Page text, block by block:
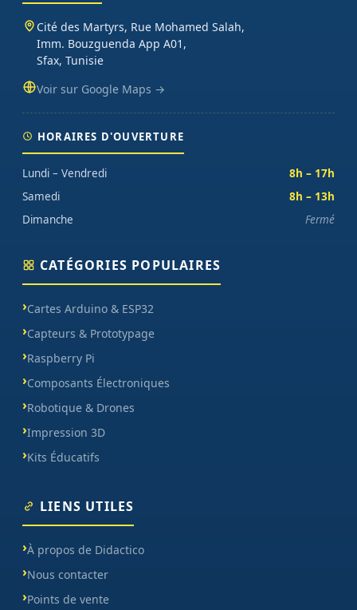
Cité des Martyrs, Rue Mohamed Salah,
Imm. Bouzguenda App A01,
Sfax, Tunisie
Voir sur Google Maps →
HORAIRES D'OUVERTURE
Lundi – Vendredi
8h – 17h
Samedi
8h – 13h
Dimanche
Fermé
CATÉGORIES POPULAIRES
Cartes Arduino & ESP32
Capteurs & Prototypage
Raspberry Pi
Composants Électroniques
Robotique & Drones
Impression 3D
Kits Éducatifs
LIENS UTILES
À propos de Didactico
Nous contacter
Points de vente